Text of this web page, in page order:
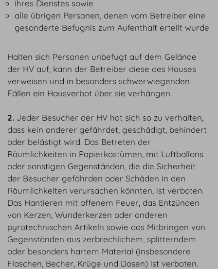
ihres Dienstes sowie
alle übrigen Personen, denen vom Betreiber eine
gesonderte Befugnis zum Aufenthalt erteilt wurde.
Halten sich Personen unbefugt auf dem Gelände
der HV auf, kann der Betreiber diese des Hauses
verweisen und in besonders schwerwiegenden
Fällen ein Hausverbot über sie verhängen.
2. Jeder Besucher der HV hat sich so zu verhalten,
dass kein anderer gefährdet, geschädigt, behindert
oder belästigt wird. Das Betreten der
Räumlichkeiten in Papierkostümen, mit Luftballons
oder sonstigen Gegenständen, die die Sicherheit
der Besucher gefährden oder Schäden in den
Räumlichkeiten verursachen könnten, ist verboten.
Das Hantieren mit offenem Feuer, das Entzünden
von Kerzen, Wunderkerzen oder anderen
pyrotechnischen Artikeln sowie das Mitbringen von
Gegenständen aus zerbrechlichem, splitterndem
oder besonders hartem Material (insbesondere
Flaschen, Becher, Krüge und Dosen) ist verboten.